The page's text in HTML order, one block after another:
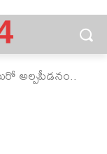
అల్పపీడనం..